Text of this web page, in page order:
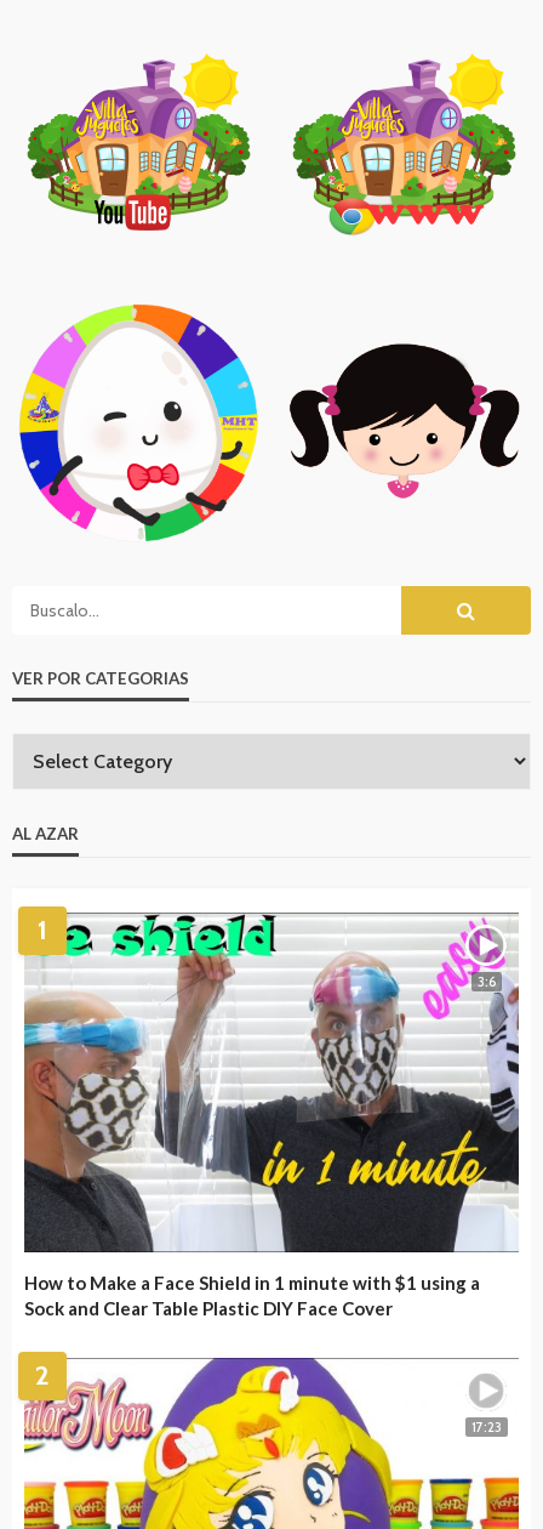
VER POR CATEGORIAS
AL AZAR
1
3:6
How to Make a Face Shield in 1 minute with $1 using a
Sock and Clear Table Plastic DIY Face Cover
2
17:23